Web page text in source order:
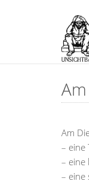
Am
– eine
– eine
– eine